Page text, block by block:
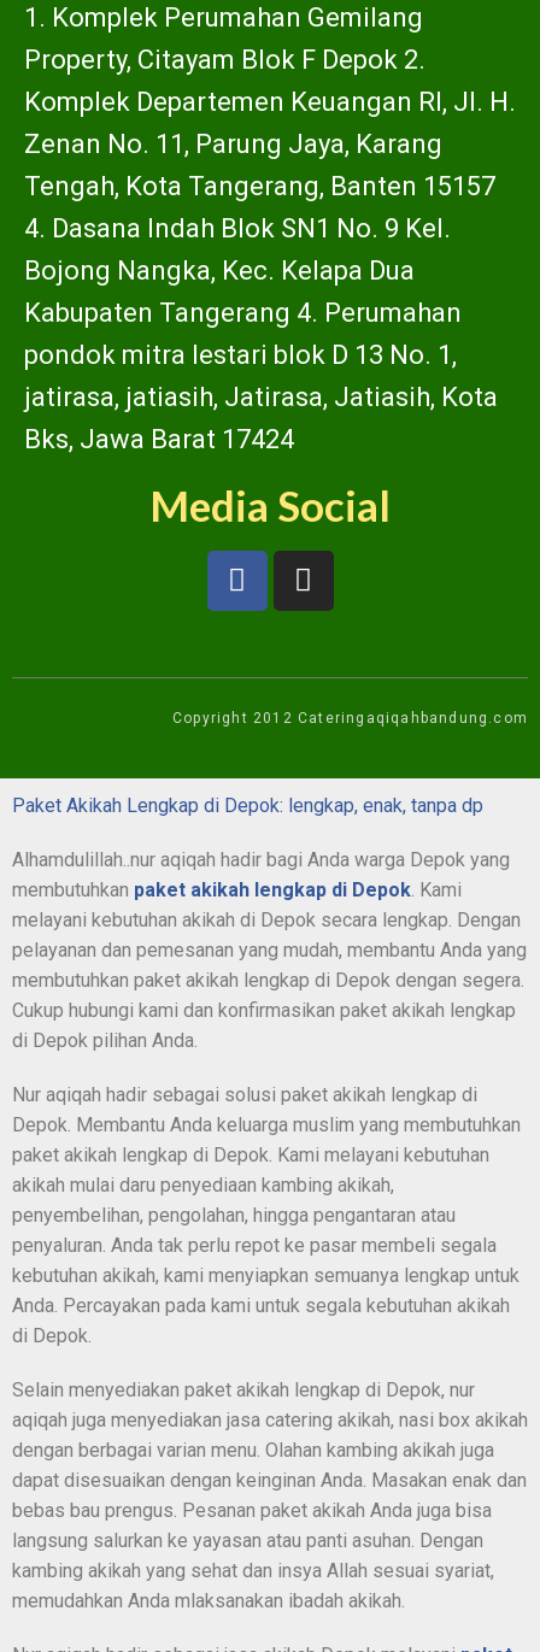
1. Komplek Perumahan Gemilang
Property, Citayam Blok F Depok 2.
Komplek Departemen Keuangan RI, Jl. H.
Zenan No. 11, Parung Jaya, Karang
Tengah, Kota Tangerang, Banten 15157
4. Dasana Indah Blok SN1 No. 9 Kel.
Bojong Nangka, Kec. Kelapa Dua
Kabupaten Tangerang 4. Perumahan
pondok mitra lestari blok D 13 No. 1,
jatirasa, jatiasih, Jatirasa, Jatiasih, Kota
Bks, Jawa Barat 17424
Media Social
Copyright 2012 Cateringaqiqahbandung.com
Paket Akikah Lengkap di Depok: lengkap, enak, tanpa dp
Alhamdulillah..nur aqiqah hadir bagi Anda warga Depok yang
membutuhkan paket akikah lengkap di Depok . Kami
melayani kebutuhan akikah di Depok secara lengkap. Dengan
pelayanan dan pemesanan yang mudah, membantu Anda yang
membutuhkan paket akikah lengkap di Depok dengan segera.
Cukup hubungi kami dan konfirmasikan paket akikah lengkap
di Depok pilihan Anda.
Nur aqiqah hadir sebagai solusi paket akikah lengkap di
Depok. Membantu Anda keluarga muslim yang membutuhkan
paket akikah lengkap di Depok. Kami melayani kebutuhan
akikah mulai daru penyediaan kambing akikah,
penyembelihan, pengolahan, hingga pengantaran atau
penyaluran. Anda tak perlu repot ke pasar membeli segala
kebutuhan akikah, kami menyiapkan semuanya lengkap untuk
Anda. Percayakan pada kami untuk segala kebutuhan akikah
di Depok.
Selain menyediakan paket akikah lengkap di Depok, nur
aqiqah juga menyediakan jasa catering akikah, nasi box akikah
dengan berbagai varian menu. Olahan kambing akikah juga
dapat disesuaikan dengan keinginan Anda. Masakan enak dan
bebas bau prengus. Pesanan paket akikah Anda juga bisa
langsung salurkan ke yayasan atau panti asuhan. Dengan
kambing akikah yang sehat dan insya Allah sesuai syariat,
memudahkan Anda mlaksanakan ibadah akikah.